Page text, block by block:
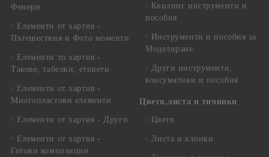
Фенери
Елементи от хартия -
Пътешествия и Фото моменти
Елементи то хартия -
Такове, табелки, етикети
Елементи от хартия -
Многопластови елементи
Елементи от хартия - Други
Елементи от хартия -
Готови композиции
Квилинг инструменти и
пособия
Инструменти и пособия за
Моделиране
Други инструменти,
консумативи и пособия
Цветя,листа и тичинки
Цветя
Листа и клонки